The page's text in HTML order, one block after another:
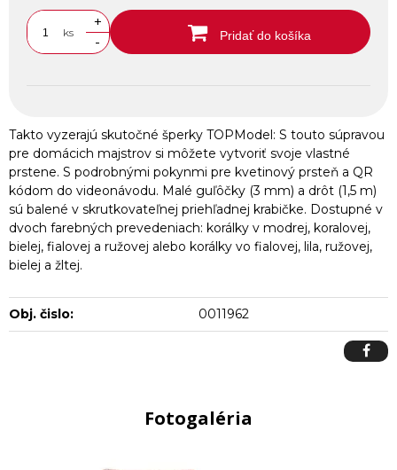
ks
+
-
Pridať do košíka
Takto vyzerajú skutočné šperky TOPModel: S touto súpravou
pre domácich majstrov si môžete vytvoriť svoje vlastné
prstene. S podrobnými pokynmi pre kvetinový prsteň a QR
kódom do videonávodu. Malé guľôčky (3 mm) a drôt (1,5 m)
sú balené v skrutkovateľnej priehľadnej krabičke. Dostupné v
dvoch farebných prevedeniach: korálky v modrej, koralovej,
bielej, fialovej a ružovej alebo korálky vo fialovej, lila, ružovej,
bielej a žltej.
Obj. čislo: 0011962
Fotogaléria